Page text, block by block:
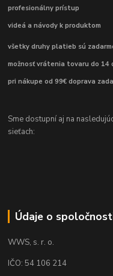
profesionálny prístup
videá a návody k produktom
všetky druhy platieb sú
možnosť vrátenia tovaru do 14
pri nákupe od 99€ doprava
Sme dostupní aj na
sieťach:
Údaje o
WWS, s. r. o.
IČO: 54 106 214